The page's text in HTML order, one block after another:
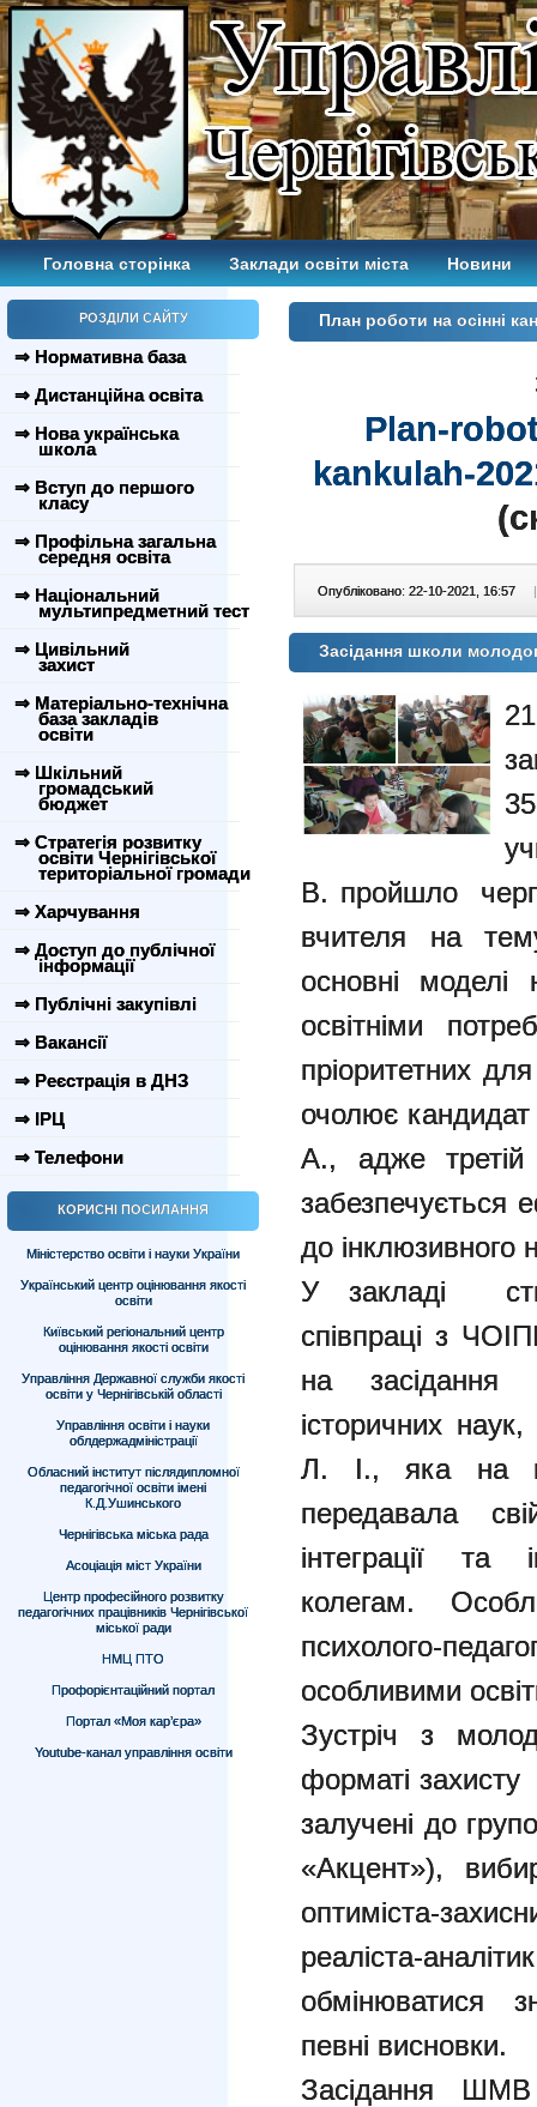
Головна сторінка Заклади освіти міста Новини
РОЗДІЛИ САЙТУ
⇒ Нормативна база
⇒ Дистанційна освіта
⇒ Нова українська
школа
⇒ Вступ до першого
класу
⇒ Профільна загальна
середня освіта
⇒ Національний
мультипредметний тест
⇒ Цивільний
захист
⇒ Матеріально-технічна
база закладів
освіти
⇒ Шкільний
громадський
бюджет
⇒ Стратегія розвитку
освіти Чернігівської
територіальної громади
⇒ Харчування
⇒ Доступ до публічної
інформації
⇒ Публічні закупівлі
⇒ Вакансії
⇒ Реєстрація в ДНЗ
⇒ ІРЦ
⇒ Телефони
КОРИСНІ ПОСИЛАННЯ
Міністерство освіти і науки України
Український центр оцінювання якості
освіти
Київський регіональний центр
оцінювання якості освіти
Управління Державної служби якості
освіти у Чернігівській області
Управління освіти і науки
облдержадміністрації
Обласний інститут післядипломної
педагогічної освіти імені
К.Д.Ушинського
Чернігівська міська рада
Асоціація міст України
Центр професійного розвитку
педагогічних працівників Чернігівської
міської ради
НМЦ ПТО
Профорієнтаційний портал
Портал «Моя кар’єра»
Youtube-канал управління освіти
План роботи на осінні
Plan-
kankulah-
Опубліковано: 22-10-2021, 16:57 |
Засідання школи
В. пройшло
вчителя на
основні моделі
освітніми
пріоритетних
очолює кандидат
А., адже третій
забезпечується
до інклюзивного
У закладі
співпраці з
на засідання
історичних
Л. І., яка на
передавала
інтеграції та
колегам.
психолого-
особливими
Зустріч з
форматі захисту
залучені до
«Акцент»),
оптиміста-
реаліста-
обмінюватися
певні висновки.
Засідання